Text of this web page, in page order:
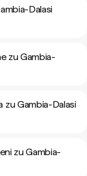
Dalasi
zu Gambia-
Gambia-Dalasi
zu Gambia-